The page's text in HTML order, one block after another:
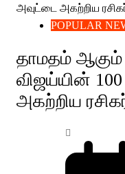
POPULAR
தாமதம்
விஜய்யின்
அகற்றிய